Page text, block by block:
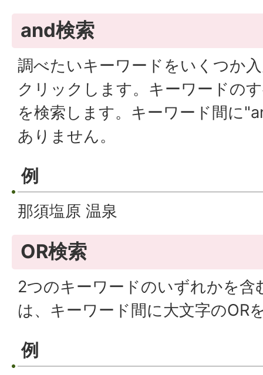
and検索
調べたいキーワードをいくつか
クリックします。キーワードの
を検索します。キーワード間に
ありません。
例
那須塩原 温泉
OR検索
2つのキーワードのいずれかを含
は、キーワード間に大文字のOR
例